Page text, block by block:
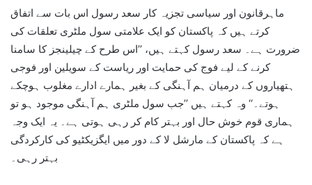
ماہرقانون اور سیاسی تجزیہ کار سعد رسول اس بات سے اتفاق
کرتے ہیں کہ پاکستان کو ایک علامتی سول ملٹری تعلقات کی
ضرورت ہے۔ سعد رسول کہتے ہیں، ’’اس طرح کے چیلینجز کا سامنا
کرنے کے لیے فوج کی حمایت اور ریاست کے سویلین اور فوجی
ہتھیاروں کے درمیان ہم آہنگی کے بغیر ہمارے ادارے مغلوب ہوچکے
ہوتے۔‘‘ وہ کہتے ہیں ’’جب سول ملٹری ہم آہنگی موجود ہو تو
ہماری قوم خوش حال اور بہتر کام کر رہی ہوتی ہے۔ یہ ایک وجہ
ہے کہ پاکستان کے مارشل لا کے دور میں ایگزیکٹیو کی کارکردگی
بہتر رہی۔